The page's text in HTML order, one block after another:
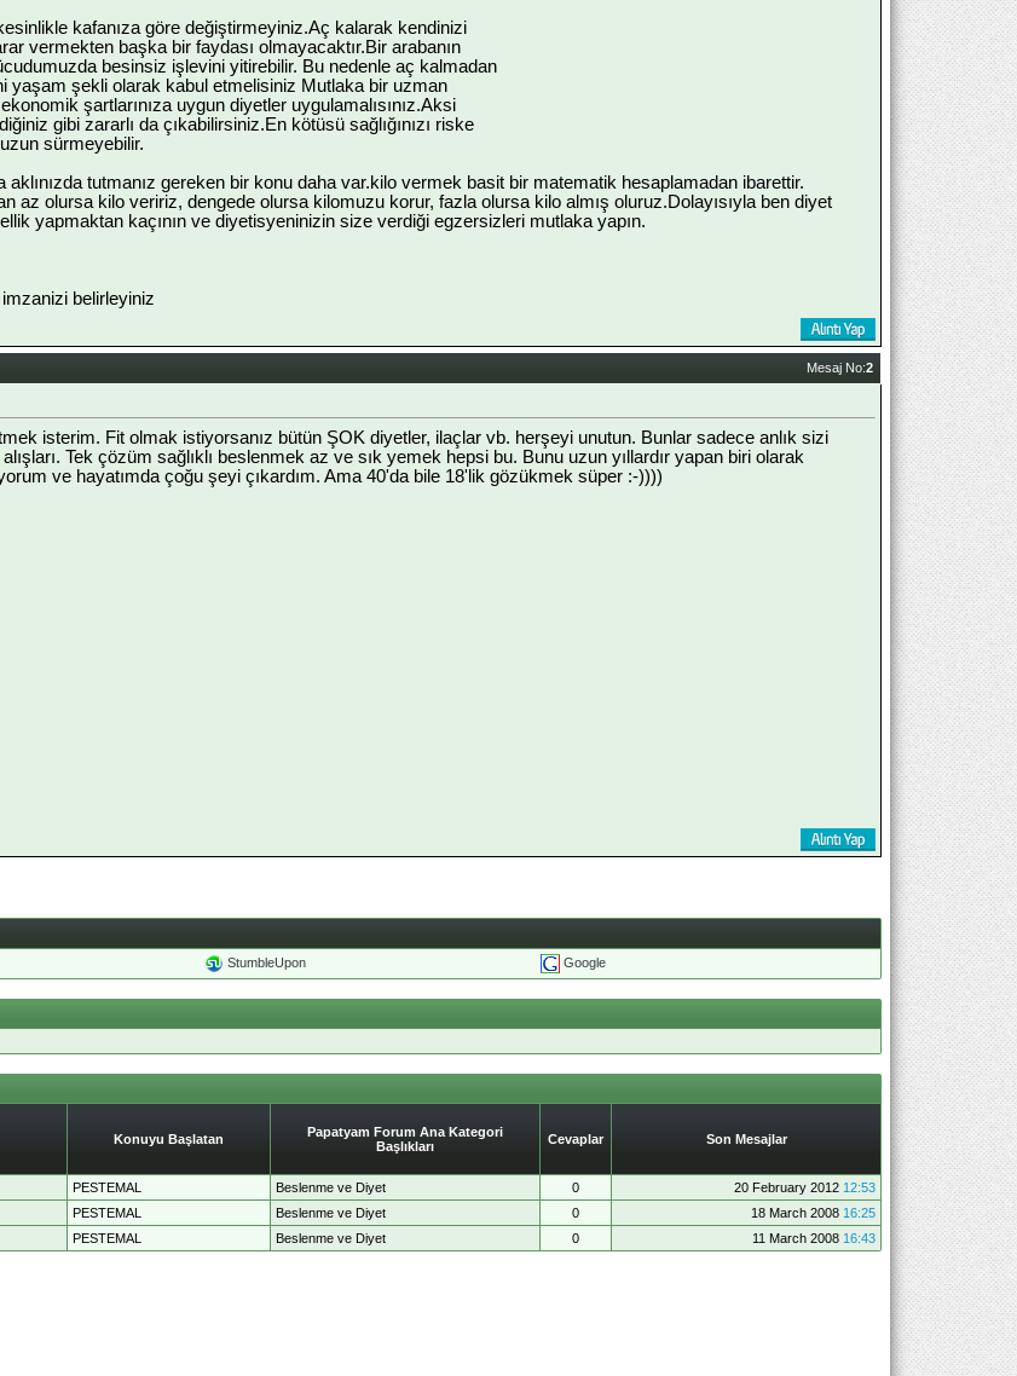
kafanıza göre değiştirmeyiniz.Aç kalarak kendinizi
vermekten başka bir faydası olmayacaktır.Bir arabanın
besinsiz işlevini yitirebilir. Bu nedenle aç kalmadan
yaşam şekli olarak kabul etmelisiniz Mutlaka bir uzman
şartlarınıza uygun diyetler uygulamalısınız.Aksi
gibi zararlı da çıkabilirsiniz.En kötüsü sağlığınızı riske
sürmeyebilir.
tutmanız gereken bir konu daha var.kilo vermek basit bir matematik hesaplamadan ibarettir.
az olursa kilo veririz, dengede olursa kilomuzu korur, fazla olursa kilo almış oluruz.Dolayısıyla ben diyet
yapmaktan kaçının ve diyetisyeninizin size verdiği egzersizleri mutlaka yapın.
belirleyiniz
Mesaj No:2
isterim. Fit olmak istiyorsanız bütün ŞOK diyetler, ilaçlar vb. herşeyi unutun. Bunlar sadece anlık sizi
Tek çözüm sağlıklı beslenmek az ve sık yemek hepsi bu. Bunu uzun yıllardır yapan biri olarak
ve hayatımda çoğu şeyi çıkardım. Ama 40'da bile 18'lik gözükmek süper :-))))
StumbleUpon Google
Konuyu Başlatan
Papatyam Forum Ana Kategori
Başlıkları
Cevaplar Son Mesajlar
PESTEMAL Beslenme ve Diyet 0 20 February 2012 12:53
PESTEMAL Beslenme ve Diyet 0 18 March 2008 16:25
PESTEMAL Beslenme ve Diyet 0 11 March 2008 16:43